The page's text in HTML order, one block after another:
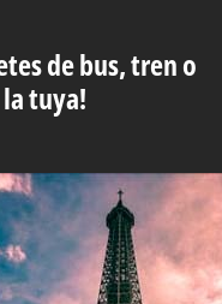
de bus, tren o
tuya!